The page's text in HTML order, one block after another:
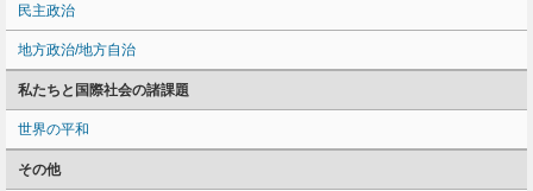
民主政治
地方政治/地方自治
私たちと国際社会の諸課題
世界の平和
その他